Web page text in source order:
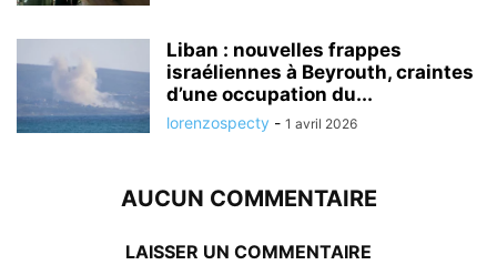
Liban : nouvelles frappes
israéliennes à Beyrouth, craintes
d’une occupation du...
lorenzospecty - 1 avril 2026
AUCUN COMMENTAIRE
LAISSER UN COMMENTAIRE